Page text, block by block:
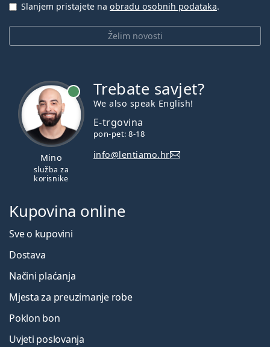
Želim novosti
Slanjem pristajete na obradu osobnih podataka.
Mino
služba za
korisnike
Trebate savjet?
We also speak English!
E-trgovina
pon-pet: 8-18
info@lentiamo.hr
Kupovina online
Sve o kupovini
Dostava
Načini plaćanja
Mjesta za preuzimanje robe
Poklon bon
Uvjeti poslovanja